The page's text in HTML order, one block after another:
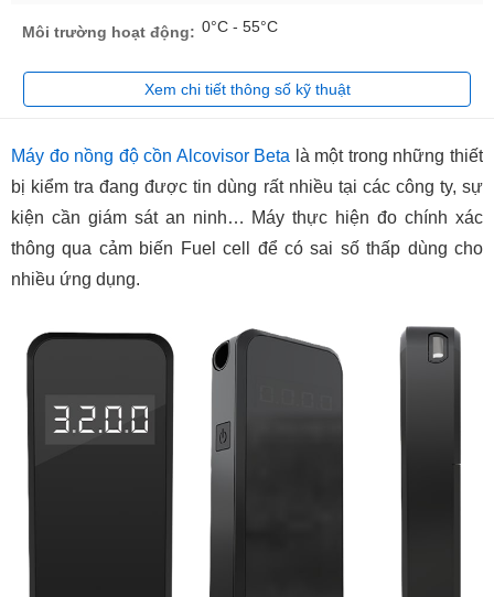
Môi trường hoạt động: 0°C - 55°C
Xem chi tiết thông số kỹ thuật
Máy đo nồng độ cồn Alcovisor Beta là một trong những thiết
bị kiểm tra đang được tin dùng rất nhiều tại các công ty, sự
kiện cần giám sát an ninh… Máy thực hiện đo chính xác
thông qua cảm biến Fuel cell để có sai số thấp dùng cho
nhiều ứng dụng.